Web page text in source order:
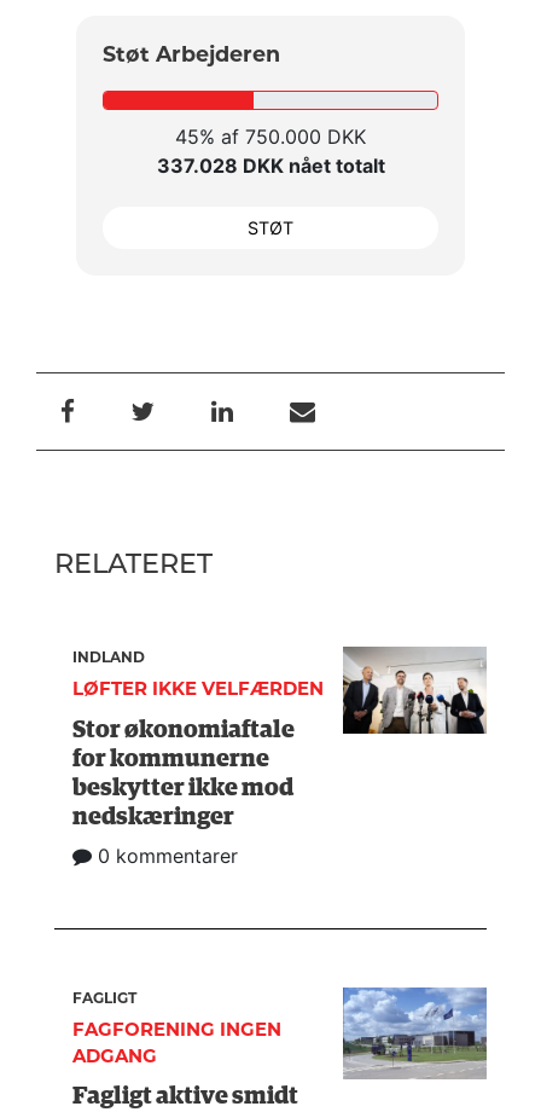
Støt Arbejderen
45% af 750.000 DKK
337.028 DKK nået totalt
STØT
RELATERET
INDLAND
LØFTER IKKE VELFÆRDEN
Stor økonomiaftale
for kommunerne
beskytter ikke mod
nedskæringer
0 kommentarer
FAGLIGT
FAGFORENING INGEN
ADGANG
Fagligt aktive smidt